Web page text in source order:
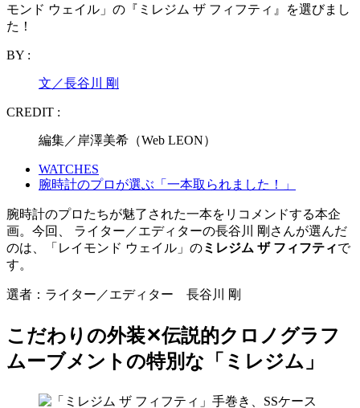
モンド ウェイル」の『ミレジム ザ フィフティ』を選びまし
た！
BY :
文／長谷川 剛
CREDIT :
編集／岸澤美希（Web LEON）
WATCHES
腕時計のプロが選ぶ「一本取られました！」
腕時計のプロたちが魅了された一本をリコメンドする本企
画。今回、 ライター／エディターの長谷川 剛さんが選んだ
のは、「レイモンド ウェイル」のミレジム ザ フィフティで
す。
選者：ライター／エディター 長谷川 剛
こだわりの外装✕伝説的クロノグラフ
ムーブメントの特別な「ミレジム」